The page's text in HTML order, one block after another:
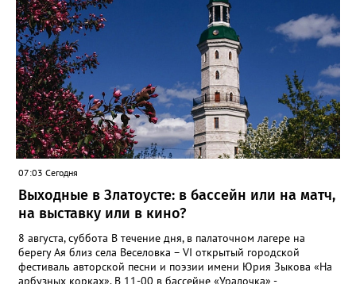
Единственный рабочий элемент страницы — это форма
выбора объема топлива на 10, 50 или 100 литров с
последующим переходом к оплате. А значит, это классическая
ловушка мошенников», - сообщил руководитель Народного
фронта в Челябинской области Денис Рыжий. Активисты
советуют землякам быть осторожнее. И рассказывать о
подобных схемах «Мошеловке.РФ». Между тем, ситуация на
российском топливном рынке вроде бы стабилизировалась,
рапортуют власти. По данным замминистра энергетики Павла
Сорокина, очередей на АЗС нет в Москве, Санкт-Петербурге и
Ленинградской области. Во многих регионах сняты
региональный топливный штаб был создан в конце июня. 18
июля после очередного заседания губернатор Алексей Текслер
поручил увеличить количество бензовозов, вывести на самые
загруженные АЗС полицейские патрули, контролировать запасы
бензина и объёмы его продаж, а также обеспечить
бесперебойное снабжение горючим пожарных, скорых и
общественного транспорта.
07:03 Сегодня
Выходные в Златоусте: в бассейн или на матч,
на выставку или в кино?
8 августа, суббота В течение дня, в палаточном лагере на
берегу Ая близ села Веселовка – VI открытый городской
фестиваль авторской песни и поэзии имени Юрия Зыкова «На
арбузных корках». В 11-00 в бассейне «Уралочка» -